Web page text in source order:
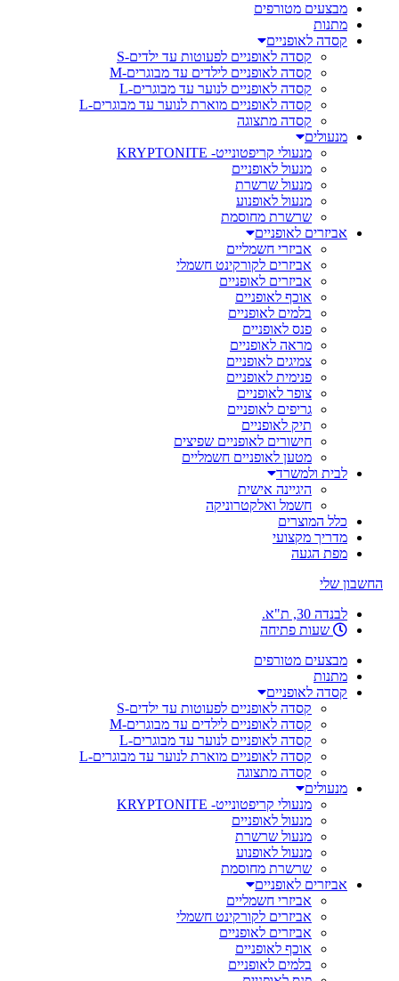
מבצעים מטורפים
מתנות
קסדה לאופניים
קסדה לאופניים לפעוטות עד ילדים-S
קסדה לאופניים לילדים עד מבוגרים-M
קסדה לאופניים לנוער עד מבוגרים-L
קסדה לאופניים מוארת לנוער עד מבוגרים-L
קסדה מתצוגה
מנעולים
מנעולי קריפטונייט- KRYPTONITE
מנעול לאופניים
מנעול שרשרת
מנעול לאופנוע
שרשרת מחוסמת
אביזרים לאופניים
אביזרי חשמליים
אביזרים לקורקינט חשמלי
אביזרים לאופניים
אוכף לאופניים
בלמים לאופניים
פנס לאופניים
מראה לאופניים
צמיגים לאופניים
פנימית לאופניים
צופר לאופניים
גריפים לאופניים
תיק לאופניים
חישורים לאופניים שפיצים
מטען לאופניים חשמליים
לבית ולמשרד
היגיינה אישית
חשמל ואלקטרוניקה
כלל המוצרים
מדריך מקצועי
מפת הגעה
החשבון שלי
לבנדה 30, ת"א.
שעות פתיחה
מבצעים מטורפים
מתנות
קסדה לאופניים
קסדה לאופניים לפעוטות עד ילדים-S
קסדה לאופניים לילדים עד מבוגרים-M
קסדה לאופניים לנוער עד מבוגרים-L
קסדה לאופניים מוארת לנוער עד מבוגרים-L
קסדה מתצוגה
מנעולים
מנעולי קריפטונייט- KRYPTONITE
מנעול לאופניים
מנעול שרשרת
מנעול לאופנוע
שרשרת מחוסמת
אביזרים לאופניים
אביזרי חשמליים
אביזרים לקורקינט חשמלי
אביזרים לאופניים
אוכף לאופניים
בלמים לאופניים